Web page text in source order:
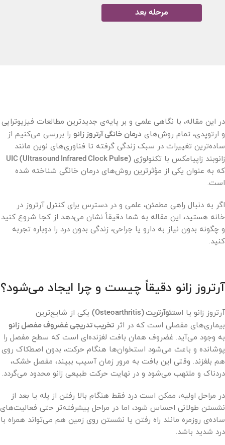
در این مقاله، با نگاهی علمی و بر پایه‌ی جدیدترین مطالعات فیزیوتراپی
و ارتوپدی، تمام روش‌های درمان خانگی آرتروز زانو را بررسی می‌کنیم از
ساده‌ترین تغییرات در سبک زندگی گرفته تا فناوری‌های نوین مانند
زانوبند زاپیامکس با تکنولوژی UIC (Ultrasound Infrared Clock Pulse)
که به عنوان یکی از مؤثرترین روش‌های درمان خانگی شناخته شده
است.
اگر به دنبال راهی مطمئن، علمی و در دسترس برای کنترل آرتروز در
خانه هستید، این مقاله به شما دقیقاً نشان می‌دهد از کجا شروع کنید
و چگونه بدون نیاز به دارو یا جراحی، زندگی بدون درد را دوباره تجربه
کنید.
آرتروز زانو دقیقاً چیست و چرا ایجاد می‌شود؟
آرتروز زانو یا استئوآرتریت (Osteoarthritis)
یکی از شایع‌ترین
بیماری‌های مفصلی است که در اثر تخریب تدریجی غضروف مفصل زانو
به وجود می‌آید. غضروف همان بافت لغزنده‌ای است که سطح مفصل را
پوشانده و باعث می‌شود استخوان‌ها هنگام حرکت، بدون اصطکاک روی
هم بلغزند. وقتی این بافت به مرور زمان آسیب ببیند، مفصل خشک،
دردناک و ملتهب می‌شود و در نهایت حرکت طبیعی زانو محدود می‌گردد.
در مراحل اولیه، ممکن است درد فقط هنگام بالا رفتن از پله یا بعد از
نشستن طولانی احساس شود، اما در مراحل پیشرفته‌تر حتی فعالیت‌های
ساده‌ی روزمره مانند راه رفتن یا نشستن روی زمین هم می‌تواند همراه با
درد شدید باشد.